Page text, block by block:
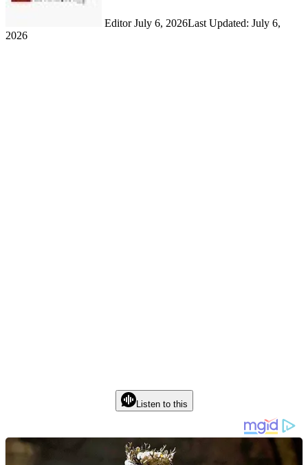
Editor July 6, 2026Last Updated: July 6,
2026
Listen to this